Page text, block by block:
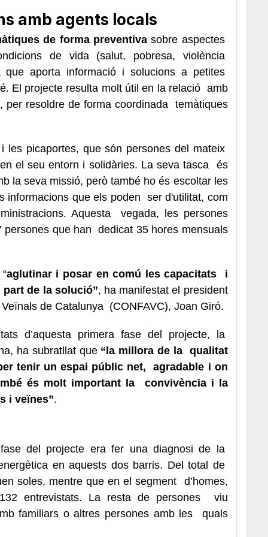
amb agents locals
de forma preventiva sobre aspectes
de vida (salut, pobresa, violència
que aporta informació i solucions a petites
El projecte resulta molt útil en la relació amb
per resoldre de forma coordinada temàtiques
les picaportes, que són persones del mateix
el seu entorn i solidàries. La seva tasca és
la seva missió, però també ho és escoltar les
informacions que els poden ser d'utilitat, com
Aquesta vegada, les persones
que han dedicat 35 hores mensuals
aglutinar i posar en comú les capacitats i
de la solució”, ha manifestat el president
de Catalunya (CONFAVC), Joan Giró.
d’aquesta primera fase del projecte, la
ha subratllat que “la millora de la qualitat
tenir un espai públic net, agradable i on
és molt important la convivència i la
i veïnes”.
del projecte era fer una diagnosi de la
en aquests dos barris. Del total de
soles, mentre que en el segment d’homes,
entrevistats. La resta de persones viu
familiars o altres persones amb les quals